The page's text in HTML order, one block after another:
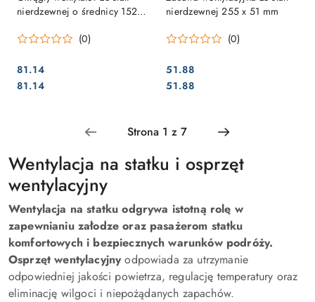
nierdzewnej o średnicy 152
zewnątrz
(0)
Cena:
81.14
Cena:
81.14
nierdzewnej 255 x 51 mm
(0)
Cena:
51.88
Cena:
51.88
Wentylacja na statku i osprzęt
wentylacyjny
Wentylacja na statku odgrywa istotną rolę w
zapewnianiu załodze oraz pasażerom statku
komfortowych i bezpiecznych warunków podróży.
Osprzęt wentylacyjnyodpowiada za utrzymanie
odpowiedniej jakości powietrza, regulację temperatury oraz
eliminację wilgoci i niepożądanych zapachów.